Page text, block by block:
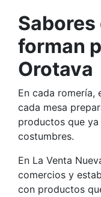
forman
Orotava
En cada romería,
cada mesa
productos que
costumbres.
En La Venta
comercios y
con productos